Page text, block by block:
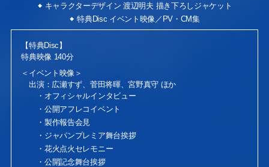
キャラクターデザイン 渡辺明夫 描き下ろしジャケット
特典Disc イベント映像／PV・CM集
【特典Disc】
特典映像 140分
＜イベント映像＞
出演：広瀬すず、菅田将暉、宮野真守 ほか
・オフィシャルインタビュー
・公開アフレコイベント
・製作報告会見
・ジャパンプレミア舞台挨拶
・花火点火セレモニー
・公開記念舞台挨拶